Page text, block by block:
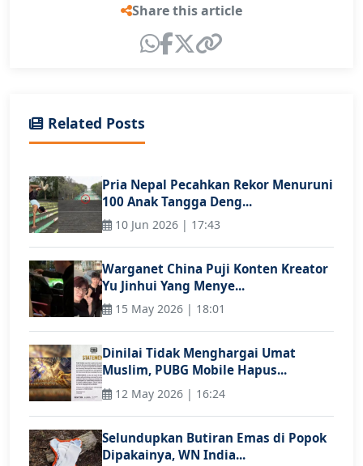
Share this article
Related Posts
Pria Nepal Pecahkan Rekor Menuruni
100 Anak Tangga Deng...
10 Jun 2026 | 17:43
Warganet China Puji Konten Kreator
Yu Jinhui Yang Menye...
15 May 2026 | 18:01
Dinilai Tidak Menghargai Umat
Muslim, PUBG Mobile Hapus...
12 May 2026 | 16:24
Selundupkan Butiran Emas di Popok
Dipakainya, WN India...